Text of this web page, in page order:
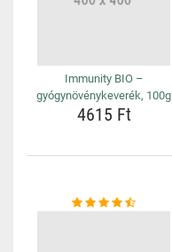
Immunity BIO –
gyógynövénykeverék, 100g
4615 Ft